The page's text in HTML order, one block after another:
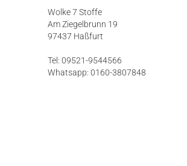
Wolke 7 Stoffe
Am Ziegelbrunn 19
97437 Haßfurt
Tel: 09521-9544566
Whatsapp: 0160-3807848